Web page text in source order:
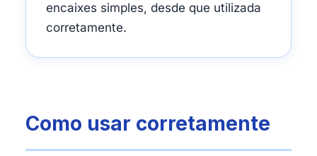
encaixes simples, desde que utilizada
corretamente.
Como usar corretamente